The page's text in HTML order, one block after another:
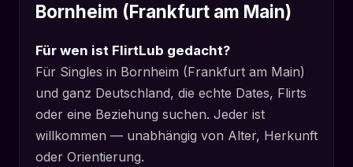
Bornheim (Frankfurt am Main)
Für wen ist FlirtLub gedacht?
Für Singles in Bornheim (Frankfurt am Main)
und ganz Deutschland, die echte Dates, Flirts
oder eine Beziehung suchen. Jeder ist
willkommen — unabhängig von Alter, Herkunft
oder Orientierung.